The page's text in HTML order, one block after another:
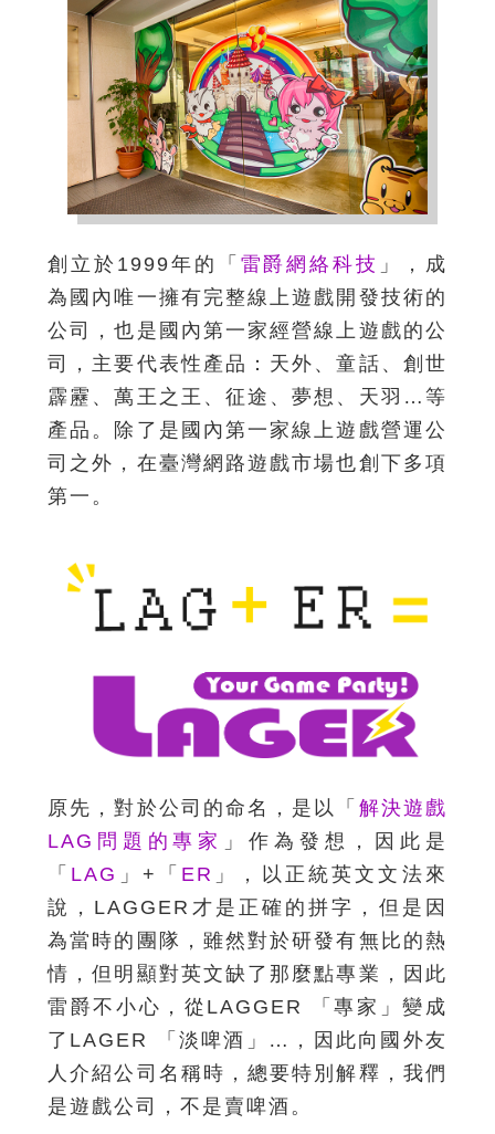
創立於1999年的「 雷爵網絡科技 」，成
為國內唯一擁有完整線上遊戲開發技術的
公司，也是國內第一家經營線上遊戲的公
司，主要代表性產品：天外、童話、創世
霹靂、萬王之王、征途、夢想、天羽…等
產品。除了是國內第一家線上遊戲營運公
司之外，在臺灣網路遊戲市場也創下多項
第一。
原先，對於公司的命名，是以「 解決遊戲
LAG問題的專家 」作為發想，因此是
「 LAG 」+「 ER 」，以正統英文文法來
說，LAGGER才是正確的拼字，但是因
為當時的團隊，雖然對於研發有無比的熱
情，但明顯對英文缺了那麼點專業，因此
雷爵不小心，從LAGGER 「專家」變成
了LAGER 「淡啤酒」…，因此向國外友
人介紹公司名稱時，總要特別解釋，我們
是遊戲公司，不是賣啤酒。